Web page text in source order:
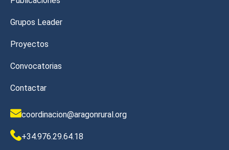
Grupos Leader
Proyectos
Convocatorias
Contactar
coordinacion@aragonrural.org
+34.976.29.64.18